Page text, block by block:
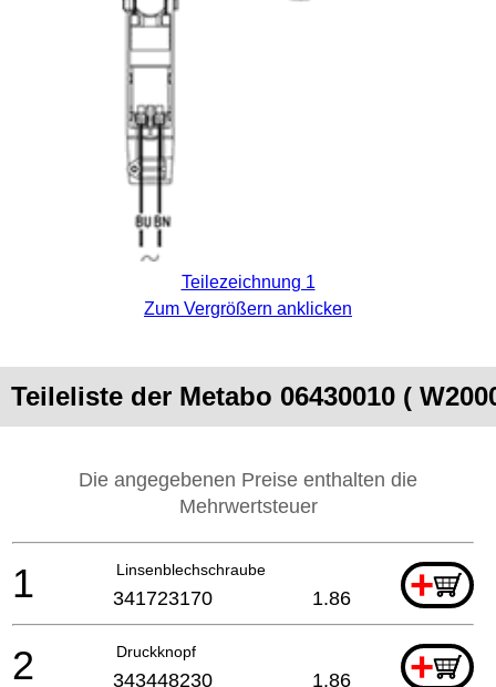
Teilezeichnung 1
Zum Vergrößern anklicken
Teileliste der Metabo 06430010 (
Die angegebenen Preise enthalten die
Mehrwertsteuer
Linsenblechschraube +
1 341723170 1.86
Druckknopf +
2 343448230 1.86